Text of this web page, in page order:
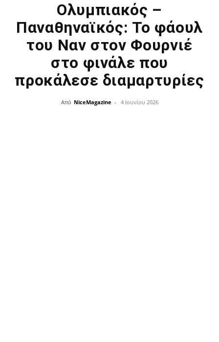
Ολυμπιακός –
Παναθηναϊκός: Το φάουλ
του Ναν στον Φουρνιέ
στο φινάλε που
προκάλεσε διαμαρτυρίες
Από NiceMagazine - 4 Ιουνίου 2026